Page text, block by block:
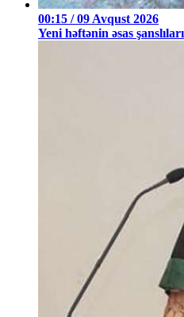
00:15 / 09 Avqust 2026
Yeni həftənin əsas